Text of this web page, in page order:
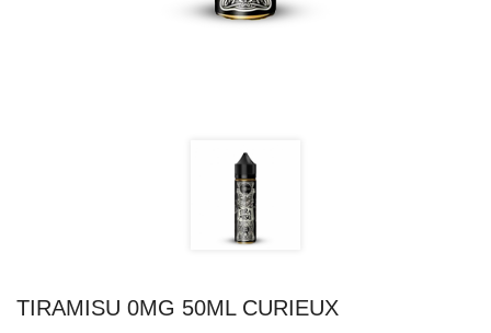
TIRAMISU 0MG 50ML CURIEUX